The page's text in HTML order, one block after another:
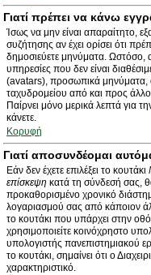
Γιατί πρέπει να κάνω
Ίσως να μην είναι απαραίτητο,
συζήτησης αν έχει ορίσει ότι
δημοσιεύετε μηνύματα. Ωστόσο,
υπηρεσίες που δεν είναι
(avatars), προσωπικά μηνύματα,
ταχυδρομείου από και προς
Παίρνει μόνο μερικά λεπτά για
κάνετε.
Κορυφή
Γιατί αποσυνδέομαι
Εάν δεν έχετε επιλέξει το κουτάκι
επίσκεψη κατά τη σύνδεσή σας,
προκαθορισμένο χρονικό
λογαριασμού σας από κάποιον
το κουτάκι που υπάρχει στην
χρησιμοποιείτε κοινόχρηστο
υπολογιστής πανεπιστημιακού
το κουτάκι, σημαίνει ότι ο
χαρακτηριστικό.